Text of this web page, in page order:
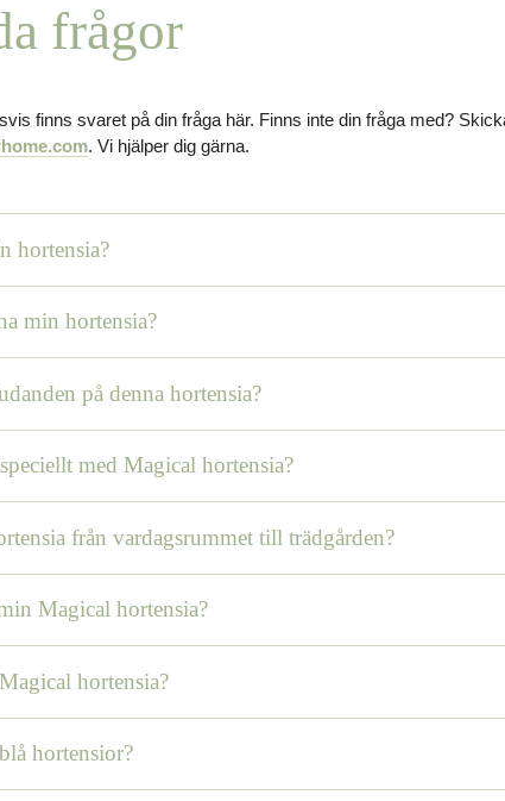
frågor
finns svaret på din fråga här. Finns inte din fråga med?
. Vi hjälper dig gärna.
hortensia?
min hortensia?
på denna hortensia?
med Magical hortensia?
från vardagsrummet till trädgården?
Magical hortensia?
hortensia?
hortensior?